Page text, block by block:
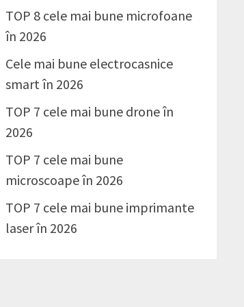
TOP 8 cele mai bune microfoane
în 2026
Cele mai bune electrocasnice
smart în 2026
TOP 7 cele mai bune drone în
2026
TOP 7 cele mai bune
microscoape în 2026
TOP 7 cele mai bune imprimante
laser în 2026